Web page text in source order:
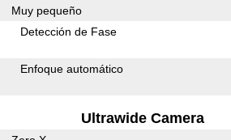
Muy pequeño
Detección de Fase
Enfoque automático
Ultrawide Camera